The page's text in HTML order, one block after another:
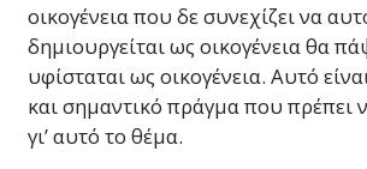
οικογένεια που δε συνεχίζει να
δημιουργείται ως οικογένεια θα
υφίσταται ως οικογένεια. Αυτό
και σημαντικό πράγμα που πρέπει
γι’ αυτό το θέμα.